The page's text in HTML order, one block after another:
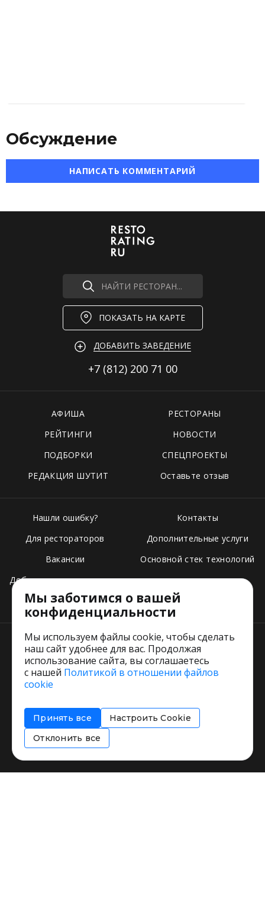
Обсуждение
НАПИСАТЬ КОММЕНТАРИЙ
НАЙТИ РЕСТОРАН...
ПОКАЗАТЬ НА КАРТЕ
ДОБАВИТЬ ЗАВЕДЕНИЕ
+7 (812) 200 71 00
АФИША
РЕСТОРАНЫ
РЕЙТИНГИ
НОВОСТИ
ПОДБОРКИ
СПЕЦПРОЕКТЫ
РЕДАКЦИЯ ШУТИТ
Оставьте отзыв
Нашли ошибку?
Для рестораторов
Вакансии
Добавить свое заведение
Тарифы
Контакты
Дополнительные услуги
Основной стек технологий
Пользовательское соглашение
Соглашение об информировании
Политика использования cookies
Мы заботимся о вашей
конфиденциальности
Мы используем файлы cookie, чтобы сделать
наш сайт удобнее для вас. Продолжая
использование сайта, вы соглашаетесь
с нашей Политикой в отношении файлов
cookie
Принять все
Настроить Cookie
Отклонить все